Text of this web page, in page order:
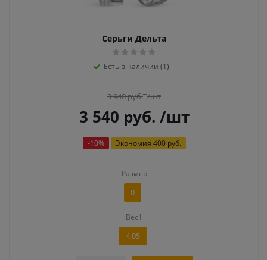
Серьги Дельта
Есть в наличии (1)
3 940руб. /шт
3 540 руб. /шт
-10% Экономия 400 руб.
Размер
0
Вес1
4,05